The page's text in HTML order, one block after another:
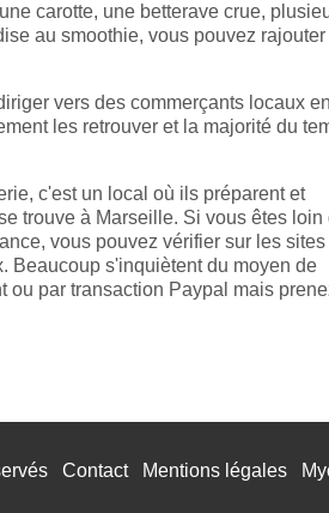
carotte, une betterave crue,
au smoothie, vous pouvez rajouter
vers des commerçants locaux en
les retrouver et la majorité du
c'est un local où ils préparent et
trouve à Marseille. Si vous êtes loin
vous pouvez vérifier sur les sites
Beaucoup s'inquiètent du moyen de
ou par transaction Paypal mais
Contact Mentions légales